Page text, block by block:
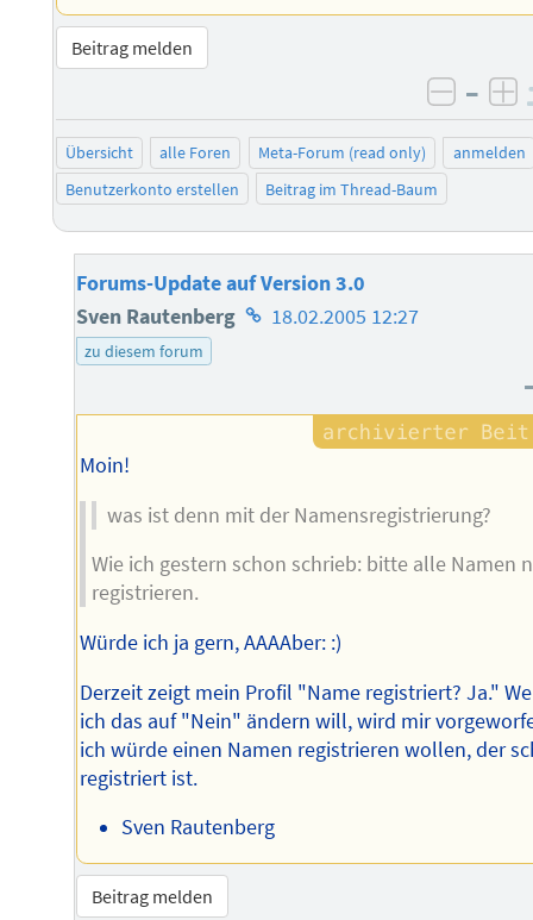
Beitrag melden
–
Übersicht alle Foren Meta-Forum (read only)
anmelden
Benutzerkonto erstellen
Beitrag im Thread-Baum
Forums-Update auf Version 3.0
Sven Rautenberg Homepage
18.02.2005 12:27
zu diesem forum
Moin!
was ist denn mit der Namensregistrierung?
Wie ich gestern schon schrieb: bitte alle Namen
registrieren.
Würde ich ja gern, AAAAber: :)
Derzeit zeigt mein Profil "Name registriert? Ja."
ich das auf "Nein" ändern will, wird mir
ich würde einen Namen registrieren wollen, der
registriert ist.
Sven Rautenberg
Beitrag melden